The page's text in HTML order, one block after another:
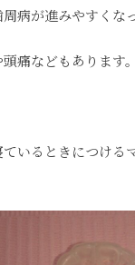
病が進みやすくな
痛などもあります。
いるときにつける